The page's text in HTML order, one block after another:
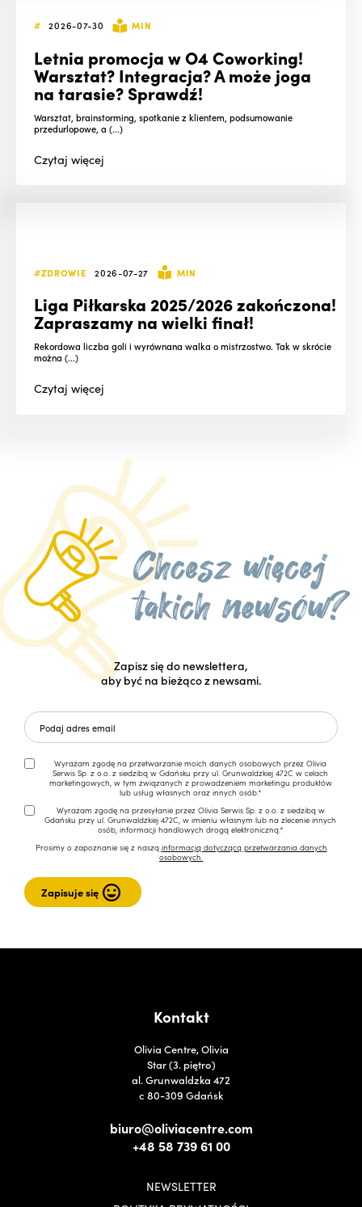
# 2026-07-30 MIN
Letnia promocja w O4 Coworking!
Warsztat? Integracja? A może joga
na tarasie? Sprawdź!
Warsztat, brainstorming, spotkanie z klientem, podsumowanie
przedurlopowe, a (...)
Czytajwięcej
#ZDROWIE 2026-07-27 MIN
Liga Piłkarska 2025/2026 zakończona!
Zapraszamy na wielki finał!
Rekordowa liczba goli i wyrównana walka o mistrzostwo. Tak w skrócie
można (...)
Czytajwięcej
Zapisz się do newslettera,
aby być na bieżąco z newsami.
Wyrażam zgodę na przetwarzanie moich danych osobowych przez Olivia
Serwis Sp. z o.o. z siedzibą w Gdańsku przy ul. Grunwaldzkiej 472C w celach
marketingowych, w tym związanych z prowadzeniem marketingu produktów
lub usług własnych oraz innych osób.*
Wyrażam zgodę na przesyłanie przez Olivia Serwis Sp. z o.o. z siedzibą w
Gdańsku przy ul. Grunwaldzkiej 472C, w imieniu własnym lub na zlecenie innych
osób, informacji handlowych drogą elektroniczną.*
Prosimy o zapoznanie się z naszą informacją dotyczącą przetwarzania danych
osobowych.
Kontakt
Olivia Centre, Olivia
Star (3. piętro)
al. Grunwaldzka 472
c 80-309 Gdańsk
biuro@oliviacentre.com
+48 58 739 61 00
NEWSLETTER